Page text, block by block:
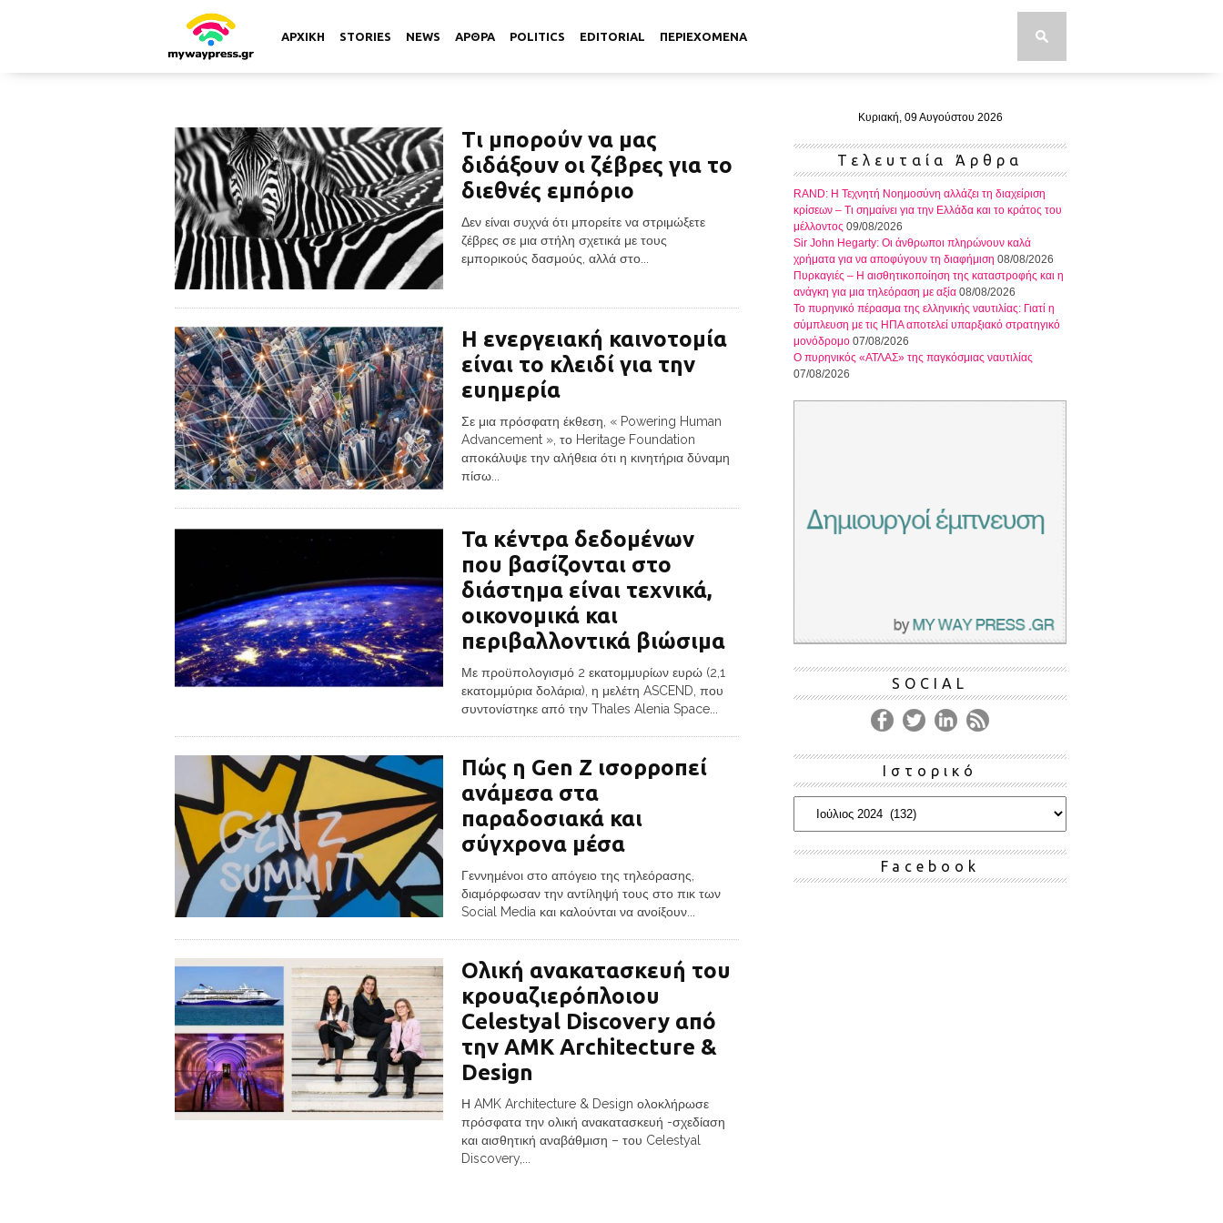
ΑΡΧΙΚΗ STORIES NEWS ΑΡΘΡΑ POLITICS EDITORIAL ΠΕΡΙΕΧΟΜΕΝΑ
Τι μπορούν να μας
διδάξουν οι ζέβρες για το
διεθνές εμπόριο
Δεν είναι συχνά ότι μπορείτε να στριμώξετε
ζέβρες σε μια στήλη σχετικά με τους
εμπορικούς δασμούς, αλλά στο...
Η ενεργειακή καινοτομία
είναι το κλειδί για την
ευημερία
Σε μια πρόσφατη έκθεση, « Powering Human
Advancement », το Heritage Foundation
αποκάλυψε την αλήθεια ότι η κινητήρια δύναμη
πίσω...
Τα κέντρα δεδομένων
που βασίζονται στο
διάστημα είναι τεχνικά,
οικονομικά και
περιβαλλοντικά βιώσιμα
Με προϋπολογισμό 2 εκατομμυρίων ευρώ (2,1
εκατομμύρια δολάρια), η μελέτη ASCEND, που
συντονίστηκε από την Thales Alenia Space...
Πώς η Gen Z ισορροπεί
ανάμεσα στα
παραδοσιακά και
σύγχρονα μέσα
Γεννημένοι στο απόγειο της τηλεόρασης,
διαμόρφωσαν την αντίληψή τους στο πικ των
Social Media και καλούνται να ανοίξουν...
Ολική ανακατασκευή του
κρουαζιερόπλοιου
Celestyal Discovery από
την AMK Architecture &
Design
Η AMK Architecture & Design ολοκλήρωσε
πρόσφατα την ολική ανακατασκευή -σχεδίαση
και αισθητική αναβάθμιση – του Celestyal
Discovery,...
Kυριακή, 09 Αυγούστου 2026
Τελευταία Άρθρα
RAND: Η Τεχνητή Νοημοσύνη αλλάζει τη διαχείριση
κρίσεων – Τι σημαίνει για την Ελλάδα και το κράτος του
μέλλοντος 09/08/2026
Sir John Hegarty: Οι άνθρωποι πληρώνουν καλά
χρήματα για να αποφύγουν τη διαφήμιση 08/08/2026
Πυρκαγιές – Η αισθητικοποίηση της καταστροφής και η
ανάγκη για μια τηλεόραση με αξία 08/08/2026
Το πυρηνικό πέρασμα της ελληνικής ναυτιλίας: Γιατί η
σύμπλευση με τις ΗΠΑ αποτελεί υπαρξιακό στρατηγικό
μονόδρομο 07/08/2026
Ο πυρηνικός «ΑΤΛΑΣ» της παγκόσμιας ναυτιλίας
07/08/2026
SOCIAL
Ιστορικό
Facebook